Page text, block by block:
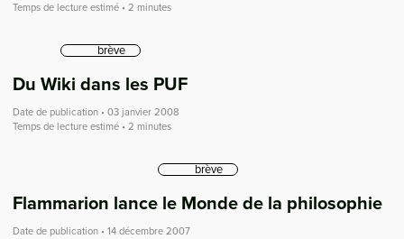
Temps de lecture estimé • 2 minutes
brève
Du Wiki dans les PUF
Date de publication • 03 janvier 2008
Temps de lecture estimé • 2 minutes
brève
Flammarion lance le Monde de la philosophie
Date de publication • 14 décembre 2007